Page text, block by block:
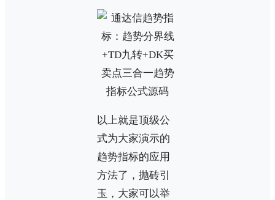
以上就是顶级公
式为大家演示的
趋势指标的应用
方法了，抛砖引
玉，大家可以举